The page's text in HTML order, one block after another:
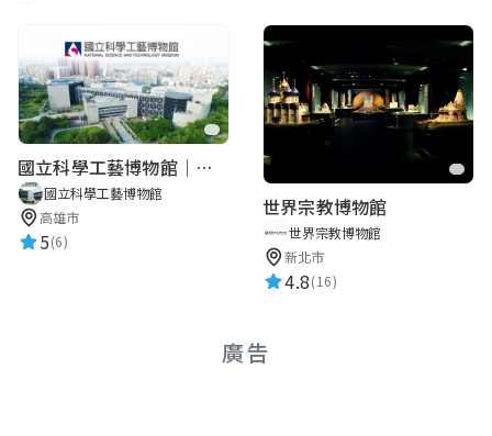
國立科學工藝博物館｜華語智慧導覽
國立科學工藝博物館
高雄市
5(6)
世界宗教博物館
世界宗教博物館
新北市
4.8(16)
廣告